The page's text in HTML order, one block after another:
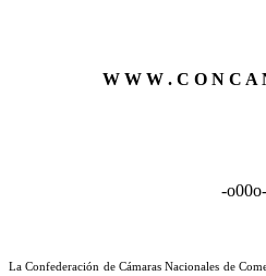
W W W . C O N C A
-o00o-
La Confederación de Cámaras Nacionales de